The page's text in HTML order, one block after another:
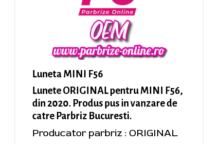
Luneta MINI F56
Lunete ORIGINAL pentru MINI F56,
din 2020. Produs pus in vanzare de
catre Parbriz Bucuresti.
Producator parbriz : ORIGINAL